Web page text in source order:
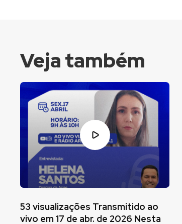
Veja também
53 visualizações Transmitido ao
vivo em 17 de abr. de 2026 Nesta